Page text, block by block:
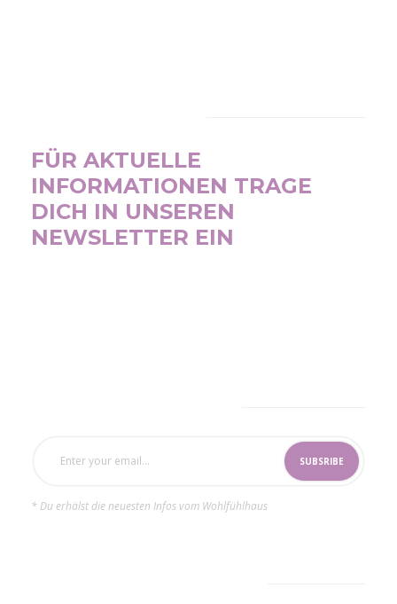
FÜR AKTUELLE
INFORMATIONEN TRAGE
DICH IN UNSEREN
NEWSLETTER EIN
* Du erhälst die neuesten Infos vom Wohlfühlhaus